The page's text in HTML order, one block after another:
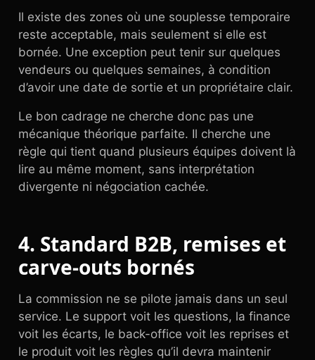
Il existe des zones où une souplesse temporaire
reste acceptable, mais seulement si elle est
bornée. Une exception peut tenir sur quelques
vendeurs ou quelques semaines, à condition
d’avoir une date de sortie et un propriétaire clair.
Le bon cadrage ne cherche donc pas une
mécanique théorique parfaite. Il cherche une
règle qui tient quand plusieurs équipes doivent là
lire au même moment, sans interprétation
divergente ni négociation cachée.
4. Standard B2B, remises et
carve-outs bornés
La commission ne se pilote jamais dans un seul
service. Le support voit les questions, la finance
voit les écarts, le back-office voit les reprises et
le produit voit les règles qu’il devra maintenir